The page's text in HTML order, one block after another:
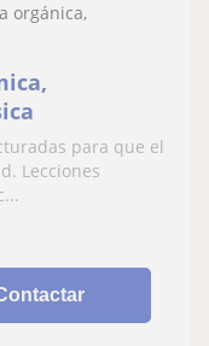
orgánica,
para que el
Lecciones